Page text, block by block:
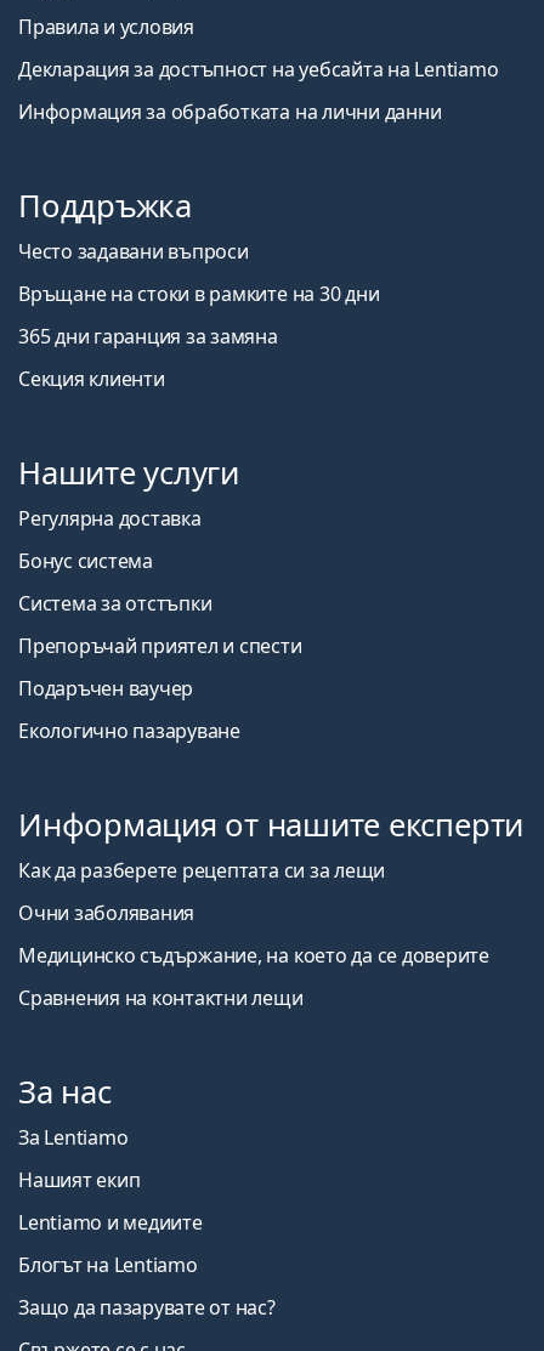
Правила и условия
Декларация за достъпност на уебсайта на Lentiamo
Информация за обработката на лични данни
Поддръжка
Често задавани въпроси
Връщане на стоки в рамките на 30 дни
365 дни гаранция за замяна
Секция клиенти
Нашите услуги
Регулярна доставка
Бонус система
Система за отстъпки
Препоръчай приятел и спести
Подаръчен ваучер
Екологично пазаруване
Информация от нашите експерти
Как да разберете рецептата си за лещи
Очни заболявания
Медицинско съдържание, на което да се доверите
Сравнения на контактни лещи
За нас
За Lentiamo
Нашият екип
Lentiamo и медиите
Блогът на Lentiamo
Защо да пазарувате от нас?